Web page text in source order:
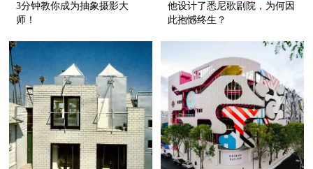
3分钟教你成为抽象摄影大
师！
他设计了悉尼歌剧院，为何因
此抱憾终生？